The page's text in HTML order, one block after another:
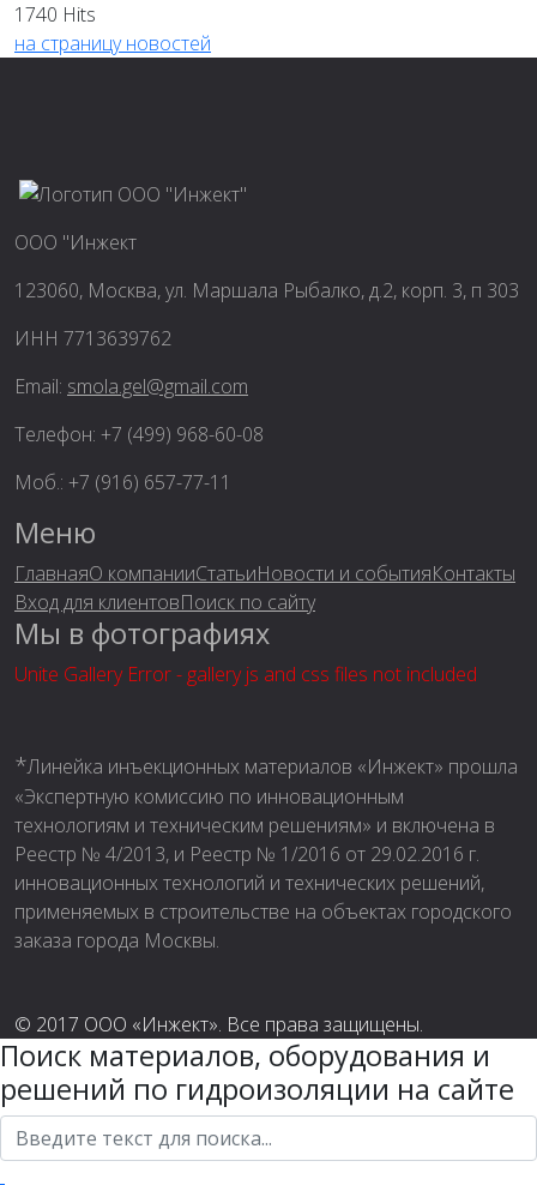
1740 Hits
на страницу новостей
ООО "Инжект
123060, Москва, ул. Маршала Рыбалко, д.2, корп. 3, п 303
ИНН 7713639762
Email: smola.gel@gmail.com
Телефон: +7 (499) 968-60-08
Моб.: +7 (916) 657-77-11
Меню
ГлавнаяО компанииСтатьиНовости и событияКонтакты
Вход для клиентовПоиск по сайту
Мы в фотографиях
Unite Gallery Error - gallery js and css files not included
*Линейка инъекционных материалов «Инжект» прошла
«Экспертную комиссию по инновационным
технологиям и техническим решениям» и включена в
Реестр № 4/2013, и Реестр № 1/2016 от 29.02.2016 г.
инновационных технологий и технических решений,
применяемых в строительстве на объектах городского
заказа города Москвы.
© 2017 ООО «Инжект». Все права защищены.
Поиск материалов, оборудования и
решений по гидроизоляции на сайте